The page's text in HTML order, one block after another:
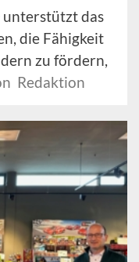
das
die Fähigkeit
zu fördern,
Redaktion